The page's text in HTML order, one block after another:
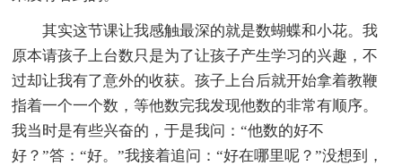
其实这节课让我感触最深的就是数蝴蝶和小花。我
原本请孩子上台数只是为了让孩子产生学习的兴趣，不
过却让我有了意外的收获。孩子上台后就开始拿着教鞭
指着一个一个数，等他数完我发现他数的非常有顺序。
我当时是有些兴奋的，于是我问：“他数的好不
好？”答：“好。”我接着追问：“好在哪里呢？”没想到，